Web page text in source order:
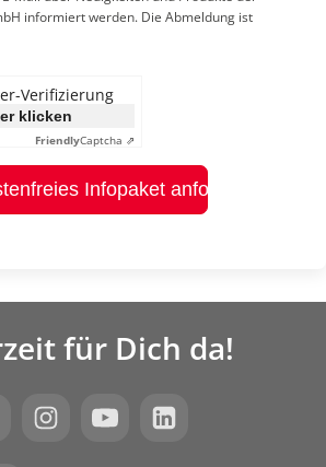
informiert werden. Die Abmeldung ist
Verifizierung
klicken
FriendlyCaptcha ⇗
Infopaket anfordern
für Dich da!